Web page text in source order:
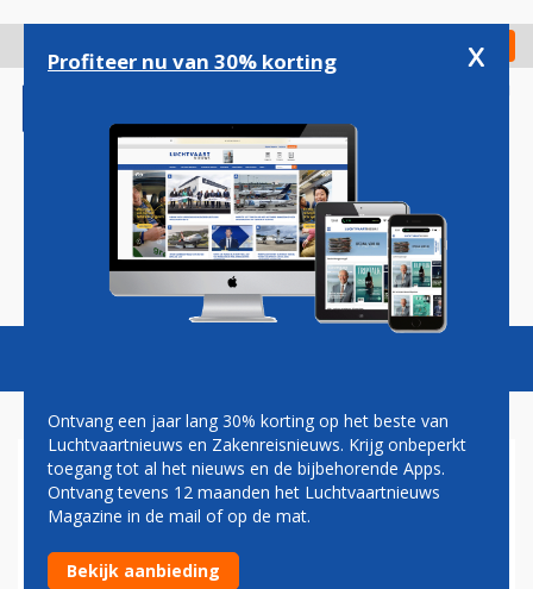
gaan
Check in
Magazine Podcasts Vacatures
FNV SCHORT ACTIES BIJ
GRONDPERSONEEL KLM OP
TOT NA ZOMERVAKANTIE
Profiteer nu van 30% korting x
Ontvang een jaar lang 30% korting op het beste van
Luchtvaartnieuws en Zakenreisnieuws. Krijg onbeperkt
toegang tot al het nieuws en de bijbehorende Apps.
Ontvang tevens 12 maanden het Luchtvaartnieuws
Magazine in de mail of op de mat.
Bekijk aanbieding